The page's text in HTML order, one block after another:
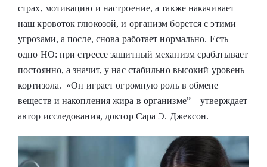
страх, мотивацию и настроение, а также накачивает
наш кровоток глюкозой, и организм борется с этими
угрозами, а после, снова работает нормально. Есть
одно НО: при стрессе защитный механизм срабатывает
постоянно, а значит, у нас стабильно высокий уровень
кортизола. «Он играет огромную роль в обмене
веществ и накопления жира в организме” – утверждает
автор исследования, доктор Сара Э. Джексон.